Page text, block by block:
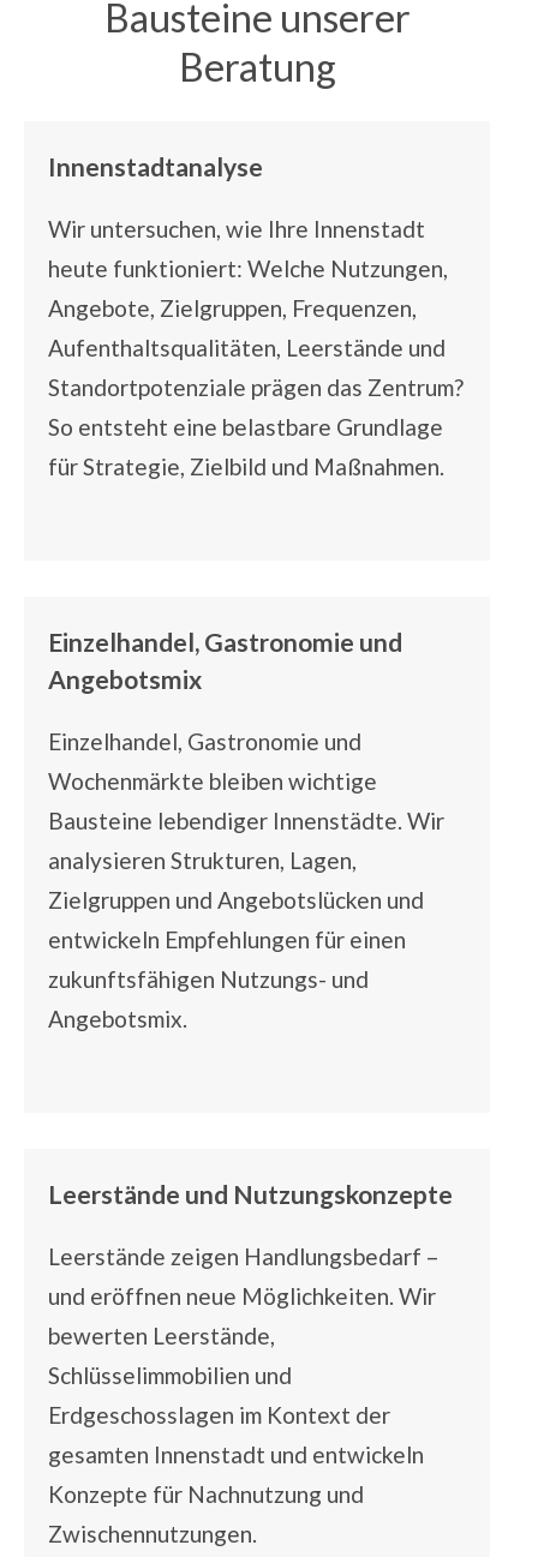
Bausteine unserer
Beratung
Innenstadtanalyse
Wir untersuchen, wie Ihre Innenstadt
heute funktioniert: Welche Nutzungen,
Angebote, Zielgruppen, Frequenzen,
Aufenthaltsqualitäten, Leerstände und
Standortpotenziale prägen das Zentrum?
So entsteht eine belastbare Grundlage
für Strategie, Zielbild und Maßnahmen.
Einzelhandel, Gastronomie und
Angebotsmix
Einzelhandel, Gastronomie und
Wochenmärkte bleiben wichtige
Bausteine lebendiger Innenstädte. Wir
analysieren Strukturen, Lagen,
Zielgruppen und Angebotslücken und
entwickeln Empfehlungen für einen
zukunftsfähigen Nutzungs- und
Angebotsmix.
Leerstände und Nutzungskonzepte
Leerstände zeigen Handlungsbedarf –
und eröffnen neue Möglichkeiten. Wir
bewerten Leerstände,
Schlüsselimmobilien und
Erdgeschosslagen im Kontext der
gesamten Innenstadt und entwickeln
Konzepte für Nachnutzung und
Zwischennutzungen.